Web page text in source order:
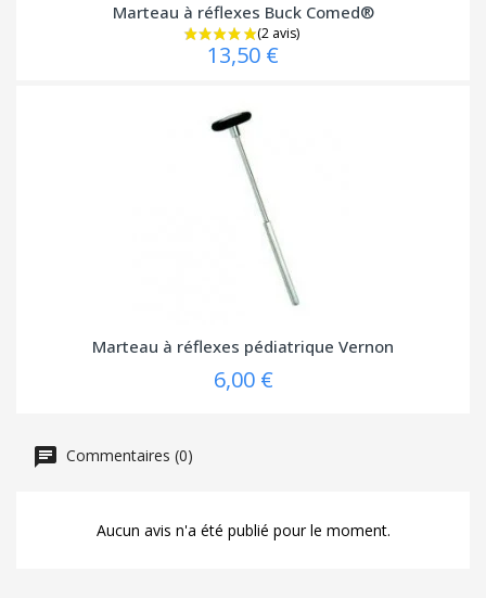
Marteau à réflexes Buck Comed®
13,50 €
Marteau à réflexes pédiatrique Vernon
6,00 €
Commentaires (0)
Aucun avis n'a été publié pour le moment.